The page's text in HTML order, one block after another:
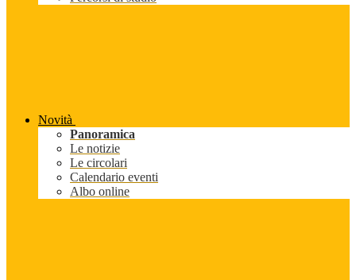
Novità
Panoramica
Le notizie
Le circolari
Calendario eventi
Albo online